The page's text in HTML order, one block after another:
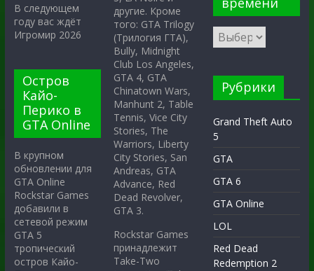
В следующем
году вас ждёт
Игромир 2026
Остров
Кайо-
Перико в
GTA Online
В крупном
обновлении для
GTA Online
Rockstar Games
добавили в
сетевой режим
GTA 5
тропический
остров Кайо-
другие. Кроме
того: GTA Trilogy
(Трилогия ГТА),
Bully, Midnight
Club Los Angeles,
GTA 4, GTA
Chinatown Wars,
Manhunt 2, Table
Tennis, Vice City
Stories, The
Warriors, Liberty
City Stories, San
Andreas, GTA
Advance, Red
Dead Revolver,
GTA 3.
Rockstar Games
принадлежит
Take-Two
Рубрики
Grand Theft Auto
5
GTA
GTA 6
GTA Online
LOL
Red Dead
Redemption 2